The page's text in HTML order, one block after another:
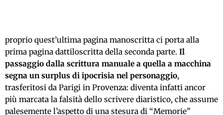
proprio quest’ultima pagina manoscritta ci porta alla
prima pagina dattiloscritta della seconda parte. Il
passaggio dalla scrittura manuale a quella a macchina
segna un surplus di ipocrisia nel personaggio,
trasferitosi da Parigi in Provenza: diventa infatti ancor
più marcata la falsità dello scrivere diaristico, che assume
palesemente l’aspetto di una stesura di “Memorie”